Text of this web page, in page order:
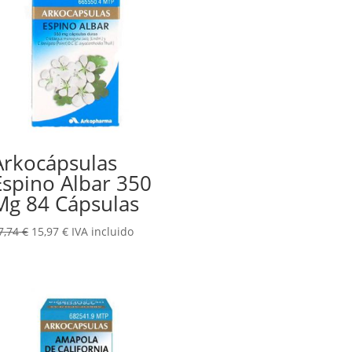
Albar 350
84 Cápsulas
€ El
17,74 €.
15,97 €El
15,97 €.
IVA incluido